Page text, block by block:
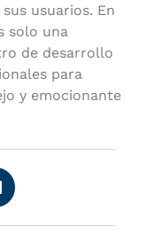
usuarios. En
solo una
de desarrollo
para
y emocionante